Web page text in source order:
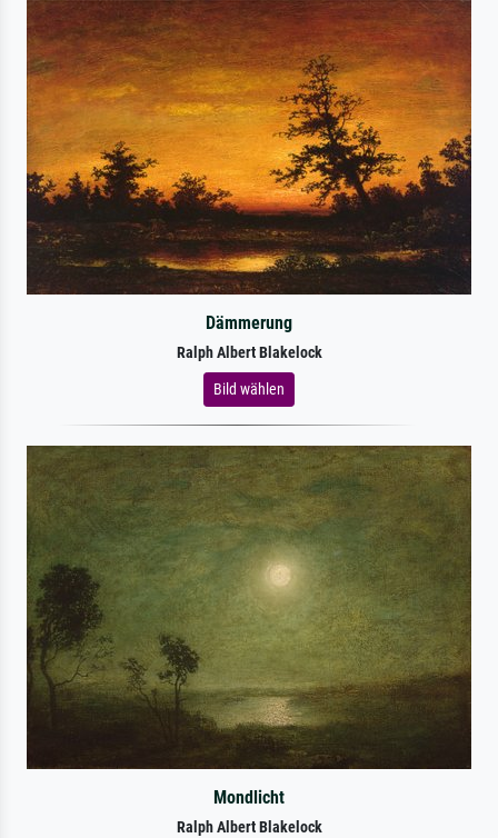
Dämmerung
Ralph Albert Blakelock
Bild wählen
Mondlicht
Ralph Albert Blakelock